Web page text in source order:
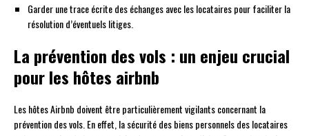
Garder une trace écrite des échanges avec les locataires pour faciliter la
résolution d’éventuels litiges.
La prévention des vols : un enjeu crucial
pour les hôtes airbnb
Les hôtes Airbnb doivent être particulièrement vigilants concernant la
prévention des vols. En effet, la sécurité des biens personnels des locataires